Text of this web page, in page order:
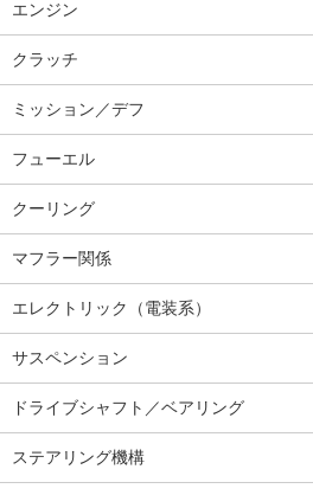
エンジン
クラッチ
ミッション／デフ
フューエル
クーリング
マフラー関係
エレクトリック（電装系）
サスペンション
ドライブシャフト／ベアリング
ステアリング機構